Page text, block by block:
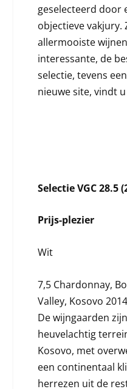
geselecteerd door
objectieve vakjury.
allermooiste
interessante, de
selectie, tevens
nieuwe site, vindt u
Selectie VGC 28.5
Prijs-plezier
Wit
7,5 Chardonnay,
Valley, Kosovo 2014
De wijngaarden
heuvelachtig
Kosovo, met
een continentaal
herrezen uit de